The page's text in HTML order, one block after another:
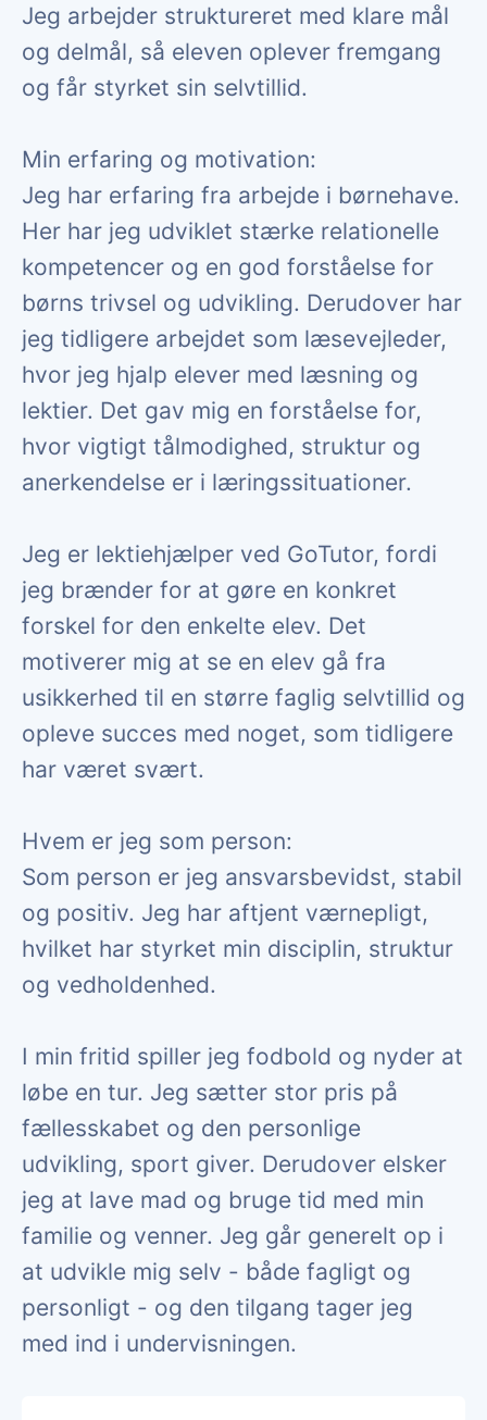
Jeg arbejder struktureret med klare mål
og delmål, så eleven oplever fremgang
og får styrket sin selvtillid.
Min erfaring og motivation:
Jeg har erfaring fra arbejde i børnehave.
Her har jeg udviklet stærke relationelle
kompetencer og en god forståelse for
børns trivsel og udvikling. Derudover har
jeg tidligere arbejdet som læsevejleder,
hvor jeg hjalp elever med læsning og
lektier. Det gav mig en forståelse for,
hvor vigtigt tålmodighed, struktur og
anerkendelse er i læringssituationer.
Jeg er lektiehjælper ved GoTutor, fordi
jeg brænder for at gøre en konkret
forskel for den enkelte elev. Det
motiverer mig at se en elev gå fra
usikkerhed til en større faglig selvtillid og
opleve succes med noget, som tidligere
har været svært.
Hvem er jeg som person:
Som person er jeg ansvarsbevidst, stabil
og positiv. Jeg har aftjent værnepligt,
hvilket har styrket min disciplin, struktur
og vedholdenhed.
I min fritid spiller jeg fodbold og nyder at
løbe en tur. Jeg sætter stor pris på
fællesskabet og den personlige
udvikling, sport giver. Derudover elsker
jeg at lave mad og bruge tid med min
familie og venner. Jeg går generelt op i
at udvikle mig selv - både fagligt og
personligt - og den tilgang tager jeg
med ind i undervisningen.